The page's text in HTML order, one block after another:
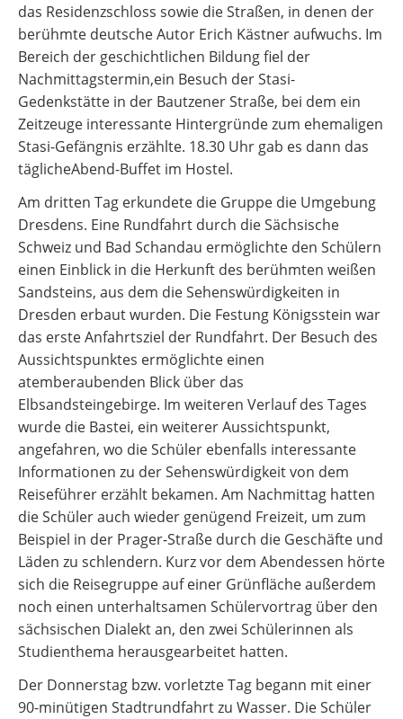
das Residenzschloss sowie die Straßen, in denen der
berühmte deutsche Autor Erich Kästner aufwuchs. Im
Bereich der geschichtlichen Bildung fiel der
Nachmittagstermin,ein Besuch der Stasi-
Gedenkstätte in der Bautzener Straße, bei dem ein
Zeitzeuge interessante Hintergründe zum ehemaligen
Stasi-Gefängnis erzählte. 18.30 Uhr gab es dann das
täglicheAbend-Buffet im Hostel.
Am dritten Tag erkundete die Gruppe die Umgebung
Dresdens. Eine Rundfahrt durch die Sächsische
Schweiz und Bad Schandau ermöglichte den Schülern
einen Einblick in die Herkunft des berühmten weißen
Sandsteins, aus dem die Sehenswürdigkeiten in
Dresden erbaut wurden. Die Festung Königsstein war
das erste Anfahrtsziel der Rundfahrt. Der Besuch des
Aussichtspunktes ermöglichte einen
atemberaubenden Blick über das
Elbsandsteingebirge. Im weiteren Verlauf des Tages
wurde die Bastei, ein weiterer Aussichtspunkt,
angefahren, wo die Schüler ebenfalls interessante
Informationen zu der Sehenswürdigkeit von dem
Reiseführer erzählt bekamen. Am Nachmittag hatten
die Schüler auch wieder genügend Freizeit, um zum
Beispiel in der Prager-Straße durch die Geschäfte und
Läden zu schlendern. Kurz vor dem Abendessen hörte
sich die Reisegruppe auf einer Grünfläche außerdem
noch einen unterhaltsamen Schülervortrag über den
sächsischen Dialekt an, den zwei Schülerinnen als
Studienthema herausgearbeitet hatten.
Der Donnerstag bzw. vorletzte Tag begann mit einer
90-minütigen Stadtrundfahrt zu Wasser. Die Schüler